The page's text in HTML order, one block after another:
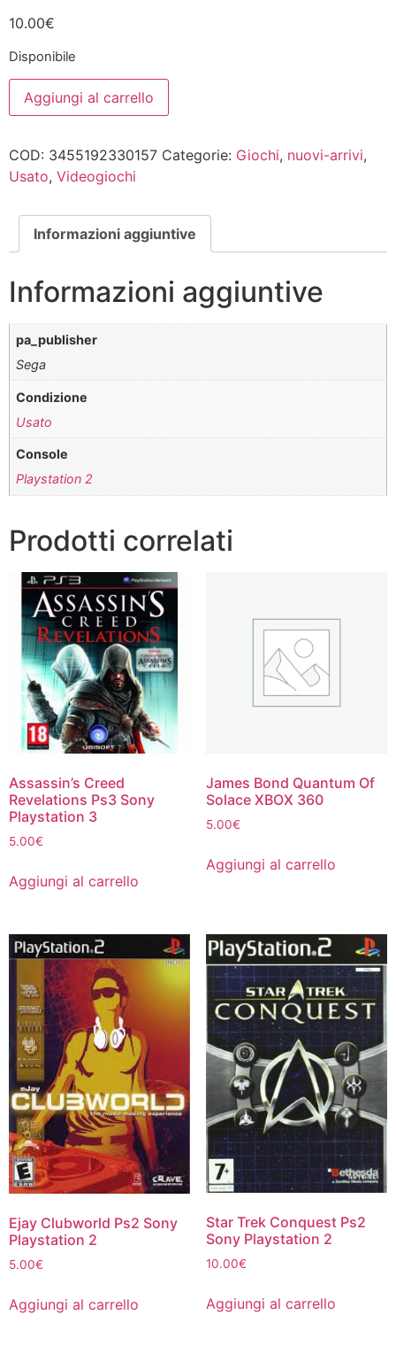
10.00€
Disponibile
Sega
Bass
Fishing
Sony
Playstation
2
Aggiungi al carrello
COD: 3455192330157 Categorie: Giochi, nuovi-arrivi,
Usato, Videogiochi
Informazioni aggiuntive
Informazioni aggiuntive
pa_publisher
Sega
Condizione
Usato
Console
Playstation 2
Prodotti correlati
Assassin’s Creed
Revelations Ps3 Sony
Playstation 3
5.00€
Aggiungi al carrello
James Bond Quantum Of
Solace XBOX 360
5.00€
Aggiungi al carrello
Ejay Clubworld Ps2 Sony
Playstation 2
5.00€
Aggiungi al carrello
Star Trek Conquest Ps2
Sony Playstation 2
10.00€
Aggiungi al carrello